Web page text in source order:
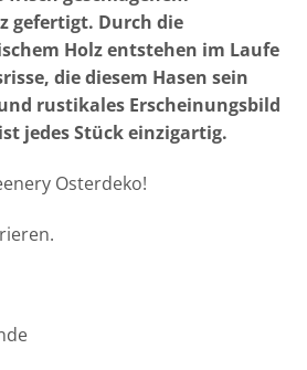
gefertigt. Durch die
Holz entstehen im Laufe
die diesem Hasen sein
rustikales Erscheinungsbild
jedes Stück einzigartig.
Osterdeko!